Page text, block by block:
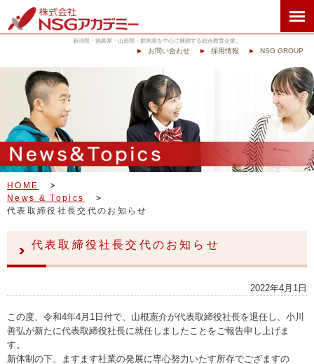
新潟県・福島県・山形県・群馬県を中心に展開する総合教育企業。
お問い合わせ 採用情報 NSG GROUP
HOME
News & Topics
代表取締役社長交代のお知らせ
代表取締役社長交代のお知らせ
2022年4月1日
この度、令和4年4月1日付で、山根憲介が代表取締役社長を退任し、小川
善弘が新たに代表取締役社長に就任しましたことをご報告申し上げま
す。
新体制の下、ますます社業の発展に専心努力いたす所存でござますの